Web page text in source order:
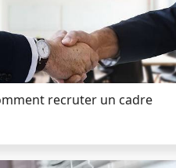
recruter un cadre